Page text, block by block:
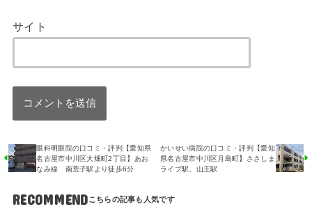
サイト
眼科明眼院の口コミ・評判【愛知県
名古屋市中川区大畑町2丁目】あお
なみ線 南荒子駅より徒歩6分
かいせい病院の口コミ・評判【愛知
県名古屋市中川区月島町】ささしま
ライブ駅、山王駅
RECOMMEND